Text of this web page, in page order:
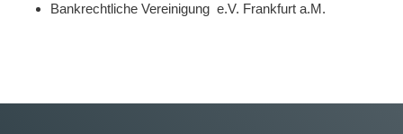
Bankrechtliche Vereinigung e.V. Frankfurt a.M.